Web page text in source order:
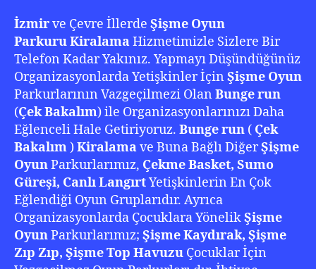
İzmirve Çevre İllerde Şişme Oyun
Parkuru KiralamaHizmetimizle Sizlere Bir
Telefon Kadar Yakınız. Yapmayı Düşündüğünüz
Organizasyonlarda Yetişkinler İçin Şişme Oyun
Parkurlarının Vazgeçilmezi Olan Bunge run
(Çek Bakalım) ile Organizasyonlarınızı Daha
Eğlenceli Hale Getiriyoruz. Bunge run ( Çek
Bakalım)Kiralamave Buna Bağlı DiğerŞişme
OyunParkurlarımız, Çekme Basket, Sumo
Güreşi, Canlı LangırtYetişkinlerin En Çok
Eğlendiği Oyun Gruplarıdır. Ayrıca
Organizasyonlarda Çocuklara YönelikŞişme
OyunParkurlarımız; Şişme Kaydırak, Şişme
Zıp Zıp, Şişme Top Havuzu Çocuklar İçin